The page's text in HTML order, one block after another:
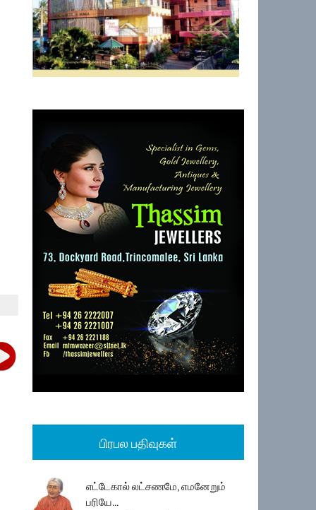
பிரபல பதிவுகள்
எட்டேகால் லட்சணமே, எமனேறும்
பரியே...